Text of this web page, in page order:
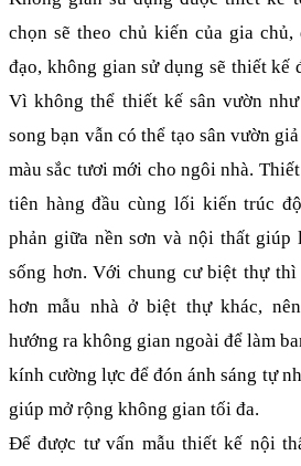
chọn sẽ theo chủ kiến của gia chủ,
đạo, không gian sử dụng sẽ thiết kế
Vì không thể thiết kế sân vườn
song bạn vẫn có thể tạo sân vườn
màu sắc tươi mới cho ngôi nhà.
tiên hàng đầu cùng lối kiến trúc
phản giữa nền sơn và nội thất giúp
sống hơn. Với chung cư biệt thự thì
hơn mẫu nhà ở biệt thự khác,
hướng ra không gian ngoài để làm
kính cường lực để đón ánh sáng tự
giúp mở rộng không gian tối đa.
Để được tư vấn mẫu thiết kế nội